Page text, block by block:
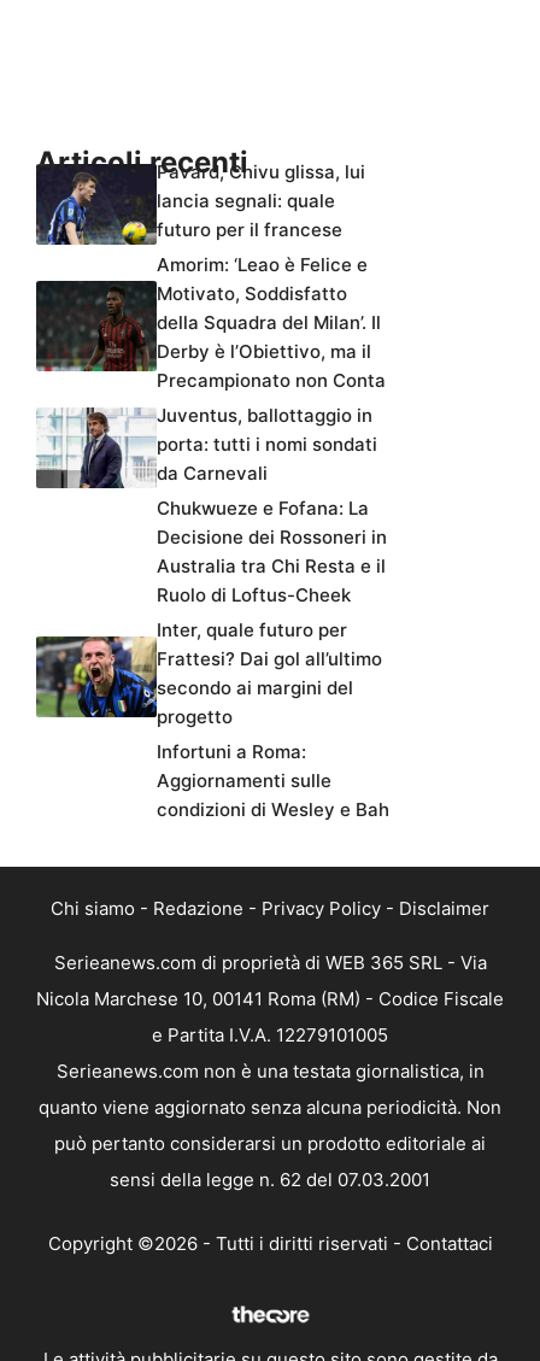
Articoli recentiPavard, Chivu glissa, lui
lancia segnali: quale
futuro per il francese
Amorim: ‘Leao è Felice e
Motivato, Soddisfatto
della Squadra del Milan’. Il
Derby è l’Obiettivo, ma il
Precampionato non Conta
Juventus, ballottaggio in
porta: tutti i nomi sondati
da Carnevali
Chukwueze e Fofana: La
Decisione dei Rossoneri in
Australia tra Chi Resta e il
Ruolo di Loftus-Cheek
Inter, quale futuro per
Frattesi? Dai gol all’ultimo
secondo ai margini del
progetto
Infortuni a Roma:
Aggiornamenti sulle
condizioni di Wesley e Bah
Chi siamo - Redazione - Privacy Policy - Disclaimer
Serieanews.com di proprietà di WEB 365 SRL - Via
Nicola Marchese 10, 00141 Roma (RM) - Codice Fiscale
e Partita I.V.A. 12279101005
Serieanews.com non è una testata giornalistica, in
quanto viene aggiornato senza alcuna periodicità. Non
può pertanto considerarsi un prodotto editoriale ai
sensi della legge n. 62 del 07.03.2001
Copyright ©2026 - Tutti i diritti riservati - Contattaci